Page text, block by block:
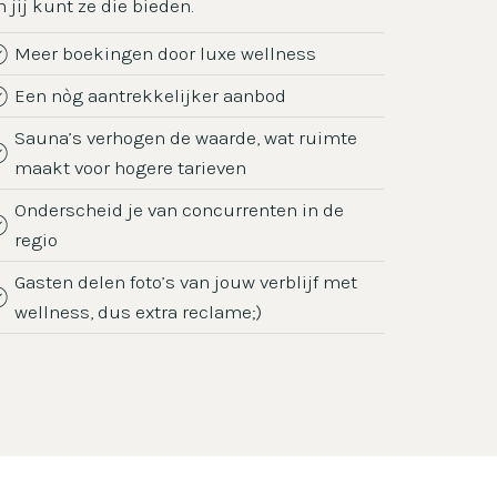
jij kunt ze die bieden.
Meer boekingen door luxe wellness
Een nòg aantrekkelijker aanbod
Sauna’s verhogen de waarde, wat ruimte
maakt voor hogere tarieven
Onderscheid je van concurrenten in de
regio
Gasten delen foto’s van jouw verblijf met
wellness, dus extra reclame;)